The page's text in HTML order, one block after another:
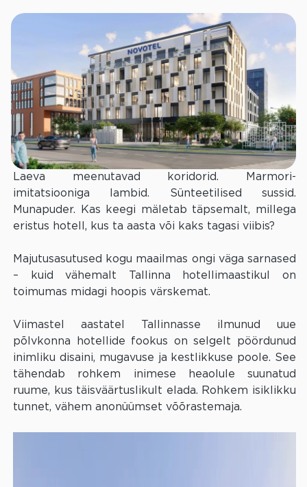
Laeva meenutavad koridorid. Marmori-
imitatsiooniga lambid. Sünteetilised sussid.
Munapuder. Kas keegi mäletab täpsemalt, millega
eristus hotell, kus ta aasta või kaks tagasi viibis?
Majutusasutused kogu maailmas ongi väga sarnased
– kuid vähemalt Tallinna hotellimaastikul on
toimumas midagi hoopis värskemat.
Viimastel aastatel Tallinnasse ilmunud uue
põlvkonna hotellide fookus on selgelt pöördunud
inimliku disaini, mugavuse ja kestlikkuse poole. See
tähendab rohkem inimese heaolule suunatud
ruume, kus täisväärtuslikult elada. Rohkem isiklikku
tunnet, vähem anonüümset võõrastemaja.